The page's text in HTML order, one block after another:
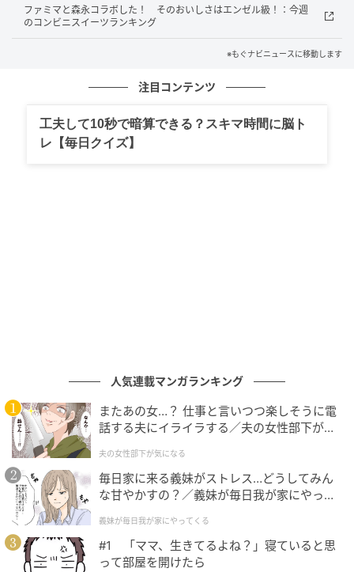
にんにくと辛味の効いたアラビアータソースに、とろ
す。 カロリー：638kcal 【販売地域】北海道、東北、
関東、甲信越、北陸、東海、近畿、中国、四国、九州
もぐナビニュース
チャーシューを贅沢に５枚のせた、食べ応えのある冷
たい醤油ラーメンです。 カロリー：419kcal 【販売地
ファミマと森永コラボした！ そのおいしさはエンゼル級！：今週
のコンビニスイーツランキング
※もぐナビニュースに移動します
注目コンテンツ
工夫して10秒で暗算できる？スキマ時間に脳ト
レ【毎日クイズ】
人気連載マンガランキング
またあの女…？ 仕事と言いつつ楽しそうに電
話する夫にイライラする／夫の女性部下が気
夫の女性部下が気になる
毎日家に来る義妹がストレス…どうしてみん
な甘やかすの？／義妹が毎日我が家にやって
が】
義妹が毎日我が家にやってくる
#1 「ママ、生きてるよね？」寝ていると思
って部屋を開けたら